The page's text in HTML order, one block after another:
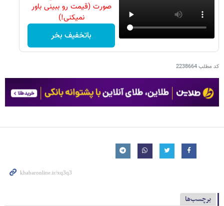
صورت (قیمت رو ببینی باور
نمیکنی!)
باتخفیف بخر
کد مطلب2238664
برچسب‌ها